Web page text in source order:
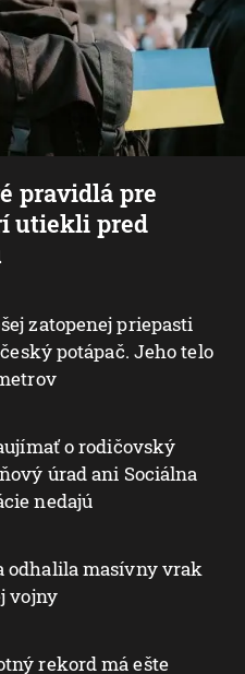
pravidlá pre
utiekli pred
zatopenej priepasti
potápač. Jeho telo
o rodičovský
úrad ani Sociálna
nedajú
odhalila masívny vrak
vojny
rekord má ešte